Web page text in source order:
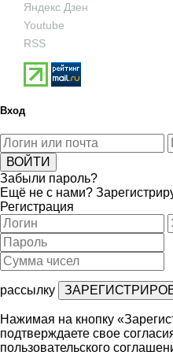
Яндекс Дзен
Youtube
RSS
Вход
Забыли пароль?
Ещё не с нами?
Регистрация
рассылку
Нажимая на кнопку
подтверждаете свое
пользовательского